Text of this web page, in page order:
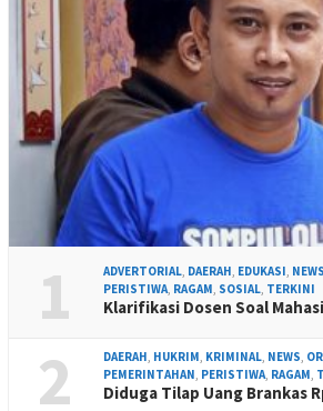
1 ADVERTORIAL DAERAH EDUKASI NEWS
PERISTIWA RAGAM SOSIAL TERKINI
Klarifikasi Dosen Soal
2 DAERAH HUKRIM KRIMINAL NEWS
PEMERINTAHAN PERISTIWA RAGAM
Diduga Tilap Uang Brankas